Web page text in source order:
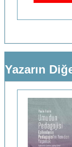
Yazarın